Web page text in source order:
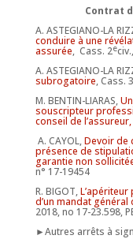
Contrat
A. ASTEGIANO-LA
conduire à une
assurée, Cass. 2e
A. ASTEGIANO-LA
subrogatoire, Cass. 3
M. BENTIN-LIARAS,
souscripteur
conseil de l’assureur,
A. CAYOL,Devoir de
présence de
garantie non
n° 17-19454
R. BIGOT,
d’un mandat
2018, no 17-23.598,
►Autres arrêts à